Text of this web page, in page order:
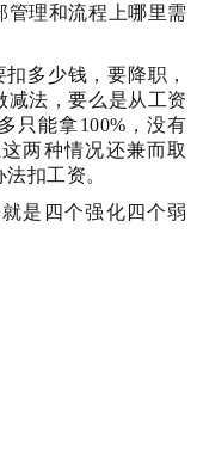
管理和流程上哪里需
多少钱，要降职，
减法，要么是从工资
只能拿100%，没有
两种情况还兼而取
扣工资。
是四个强化四个弱